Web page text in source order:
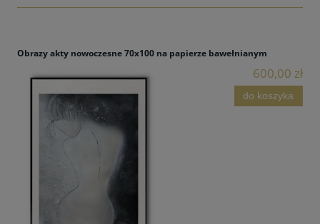
Obrazy akty nowoczesne 70x100 na papierze bawełnianym
600,00 zł
do koszyka